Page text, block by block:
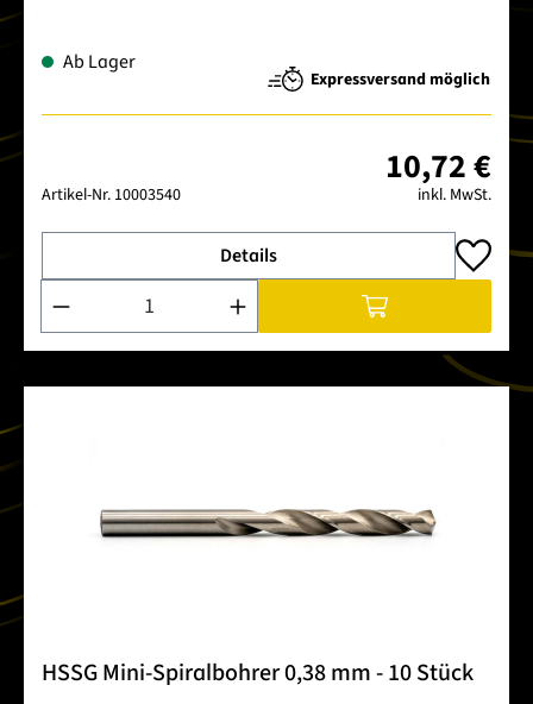
Ab Lager
Expressversand möglich
Artikel-Nr. 10003540
10,72 €
inkl. MwSt.
Details
Produkt Anzahl: Gib den gewünschten Wert ein oder
HSSG Mini-Spiralbohrer 0,38 mm - 10 Stück